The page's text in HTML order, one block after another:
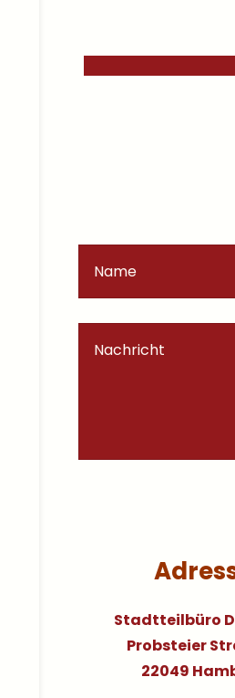
Stadtteilbüro
Probsteier
22049